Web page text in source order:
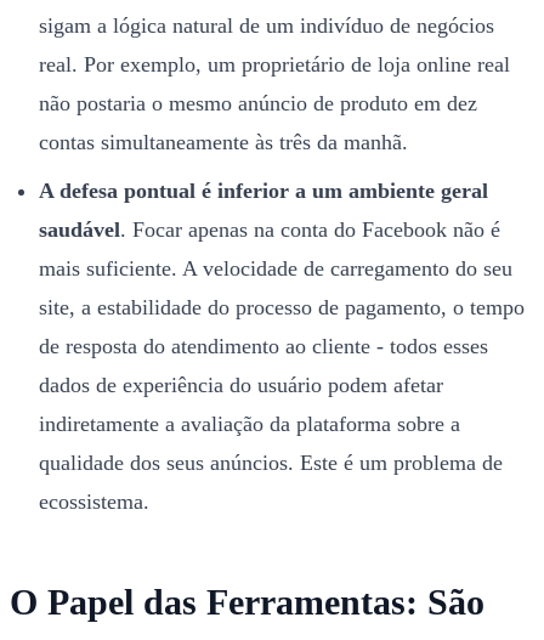
sigam a lógica natural de um indivíduo de negócios
real. Por exemplo, um proprietário de loja online real
não postaria o mesmo anúncio de produto em dez
contas simultaneamente às três da manhã.
A defesa pontual é inferior a um ambiente geral
saudável. Focar apenas na conta do Facebook não é
mais suficiente. A velocidade de carregamento do seu
site, a estabilidade do processo de pagamento, o tempo
de resposta do atendimento ao cliente - todos esses
dados de experiência do usuário podem afetar
indiretamente a avaliação da plataforma sobre a
qualidade dos seus anúncios. Este é um problema de
ecossistema.
O Papel das Ferramentas: São